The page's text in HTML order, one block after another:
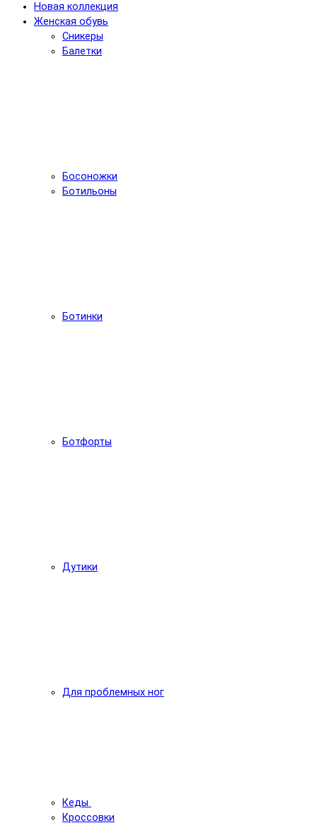
Новая коллекция
Женская обувь
Сникеры
Балетки
Босоножки
Ботильоны
Ботинки
Ботфорты
Дутики
Для проблемных ног
Кеды
Кроссовки